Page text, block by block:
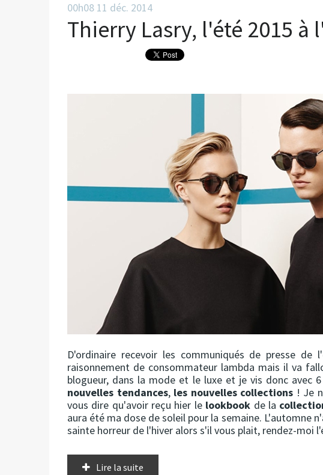
00h08 11 déc. 2014
Thierry Lasry, l'été 2015 à
D'ordinaire recevoir les communiqués de presse de l'
raisonnement de consommateur lambda mais il va
blogueur, dans la mode et le luxe et je vis donc avec
nouvelles tendances, les nouvelles collections ! Je
vous dire qu'avoir reçu hier le lookbook de la
aura été ma dose de soleil pour la semaine. L'automne
sainte horreur de l'hiver alors s'il vous plait, rendez-moi
Lire la suite